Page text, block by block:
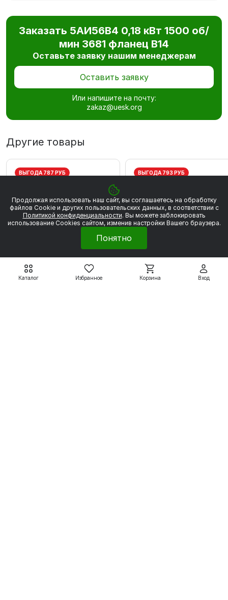
Каталог Избранное Корзина Вход
Заказать 5АИ56В4 0,18 кВт 1500 об/
мин 3681 фланец В14
Оставьте заявку нашим менеджерам
Оставить заявку
Или напишите на почту:
zakaz@uesk.org
Другие товары
ВЫГОДА 787 РУБ ВЫГОДА 793 РУБ
Продолжая использовать наш сайт, вы соглашаетесь на обработку
файлов Сookie и других пользовательских данных, в соответствии с
Политикой конфиденциальности. Вы можете заблокировать
использование Cookies сайтом, изменив настройки Вашего браузера.
Понятно